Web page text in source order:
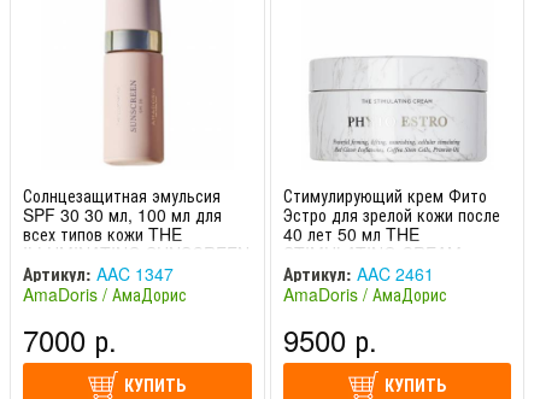
Солнцезащитная эмульсия
SPF 30 30 мл, 100 мл для
всех типов кожи THE
ILLUMINATING SUNSCREEN
AmaDoris / АмаДорис
Артикул: AAC 1347
AmaDoris / АмаДорис
7000 р.
КУПИТЬ
Стимулирующий крем Фито
Эстро для зрелой кожи после
40 лет 50 мл THE
STIMULATING CREAM
PHYTO ESTRO AmaDoris /
АмаДорис
Артикул: AAC 2461
AmaDoris / АмаДорис
9500 р.
КУПИТЬ